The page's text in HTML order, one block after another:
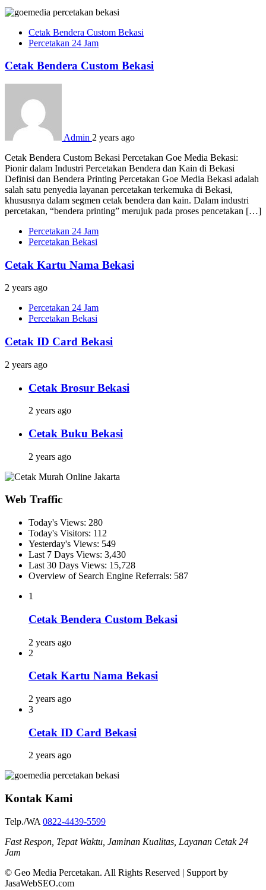
Cetak Bendera Custom Bekasi
Percetakan 24 Jam
Cetak Bendera Custom Bekasi
Admin 2 years ago
Cetak Bendera Custom Bekasi Percetakan Goe Media Bekasi:
Pionir dalam Industri Percetakan Bendera dan Kain di Bekasi
Definisi dan Bendera Printing Percetakan Goe Media Bekasi adalah
salah satu penyedia layanan percetakan terkemuka di Bekasi,
khususnya dalam segmen cetak bendera dan kain. Dalam industri
percetakan, “bendera printing” merujuk pada proses pencetakan […]
Percetakan 24 Jam
Percetakan Bekasi
Cetak Kartu Nama Bekasi
2 years ago
Percetakan 24 Jam
Percetakan Bekasi
Cetak ID Card Bekasi
2 years ago
Cetak Brosur Bekasi
2 years ago
Cetak Buku Bekasi
2 years ago
Web Traffic
Today's Views: 280
Today's Visitors: 112
Yesterday's Views: 549
Last 7 Days Views: 3,430
Last 30 Days Views: 15,728
Overview of Search Engine Referrals: 587
1
Cetak Bendera Custom Bekasi
2 years ago
2
Cetak Kartu Nama Bekasi
2 years ago
3
Cetak ID Card Bekasi
2 years ago
Kontak Kami
Telp./WA 0822-4439-5599
Fast Respon, Tepat Waktu, Jaminan Kualitas, Layanan Cetak 24
Jam
© Geo Media Percetakan. All Rights Reserved | Support by
JasaWebSEO.com